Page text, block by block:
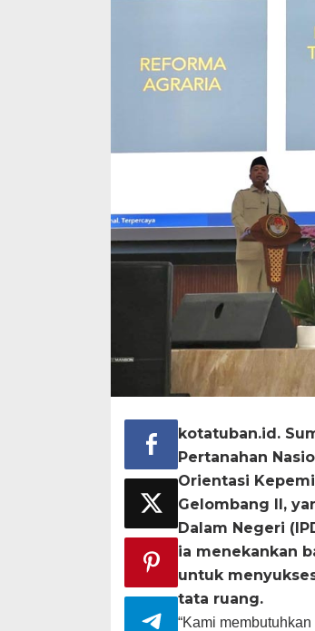
kotatuban.id.
Pertanahan
Orientasi
Gelombang II,
Dalam Negeri
ia menekankan
untuk
tata ruang.
“Kami